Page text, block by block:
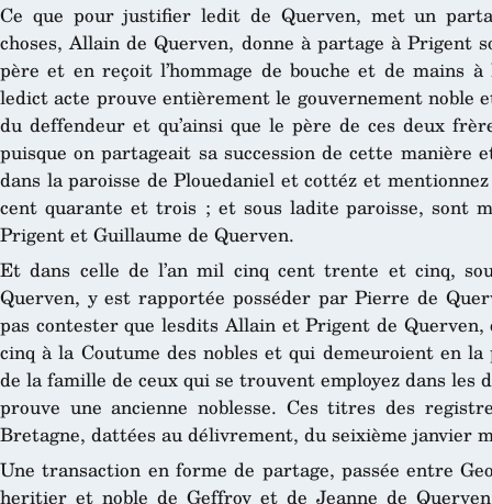
Ce que pour justifier ledit de Querven, met un
choses, Allain de Querven, donne à partage à Prigent
père et en reçoit l’hommage de bouche et de mains
ledict acte prouve entièrement le gouvernement noble
du deffendeur et qu’ainsi que le père de ces deux
puisque on partageait sa succession de cette manière
dans la paroisse de Plouedaniel et cottéz et
cent quarante et trois ; et sous ladite paroisse, sont
Prigent et Guillaume de Querven.
Et dans celle de l’an mil cinq cent trente et cinq,
Querven, y est rapportée posséder par Pierre de
pas contester que lesdits Allain et Prigent de
cinq à la Coutume des nobles et qui demeuroient en
de la famille de ceux qui se trouvent employez dans
prouve une ancienne noblesse. Ces titres des
Bretagne, dattées au délivrement, du seixième janvier
Une transaction en forme de partage, passée entre
heritier et noble de Geffroy et de Jeanne de